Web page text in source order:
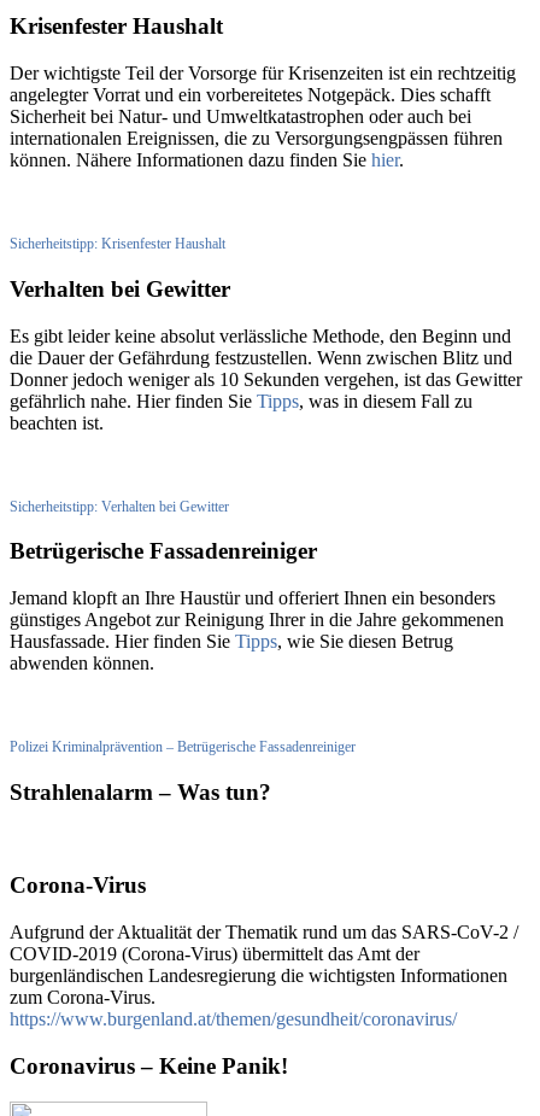
Krisenfester Haushalt
Der wichtigste Teil der Vorsorge für Krisenzeiten ist ein rechtzeitig
angelegter Vorrat und ein vorbereitetes Notgepäck. Dies schafft
Sicherheit bei Natur- und Umweltkatastrophen oder auch bei
internationalen Ereignissen, die zu Versorgungsengpässen führen
können. Nähere Informationen dazu finden Sie hier.
Sicherheitstipp: Krisenfester Haushalt
Verhalten bei Gewitter
Es gibt leider keine absolut verlässliche Methode, den Beginn und
die Dauer der Gefährdung festzustellen. Wenn zwischen Blitz und
Donner jedoch weniger als 10 Sekunden vergehen, ist das Gewitter
gefährlich nahe. Hier finden Sie Tipps, was in diesem Fall zu
beachten ist.
Sicherheitstipp: Verhalten bei Gewitter
Betrügerische Fassadenreiniger
Jemand klopft an Ihre Haustür und offeriert Ihnen ein besonders
günstiges Angebot zur Reinigung Ihrer in die Jahre gekommenen
Hausfassade. Hier finden Sie Tipps, wie Sie diesen Betrug
abwenden können.
Polizei Kriminalprävention – Betrügerische Fassadenreiniger
Strahlenalarm – Was tun?
Corona-Virus
Aufgrund der Aktualität der Thematik rund um das SARS-CoV-2 /
COVID-2019 (Corona-Virus) übermittelt das Amt der
burgenländischen Landesregierung die wichtigsten Informationen
zum Corona-Virus.
https://www.burgenland.at/themen/gesundheit/coronavirus/
Coronavirus – Keine Panik!